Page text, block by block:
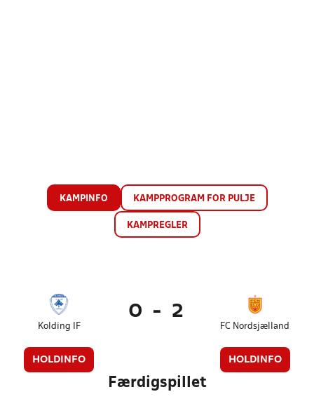
KAMPINFO KAMPPROGRAM FOR PULJE
KAMPREGLER
Kolding IF
HOLDINFO
0 - 2
FC Nordsjælland
HOLDINFO
Færdigspillet